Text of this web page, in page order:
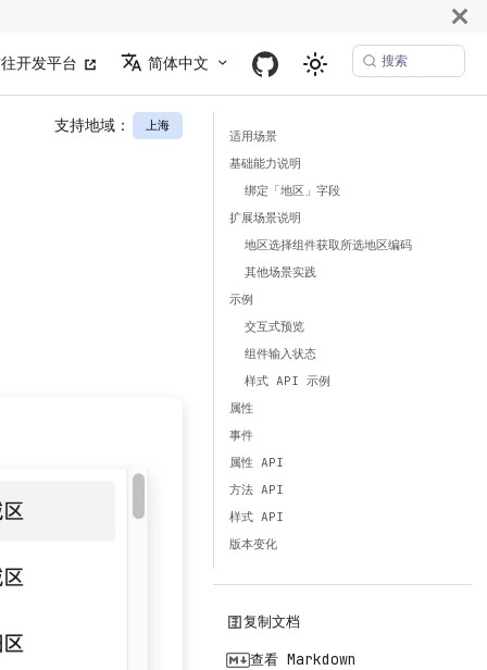
开发平台 简体中文 搜索
支持地域： 上海
适用场景
基础能力说明
绑定「地区」字段
扩展场景说明
地区选择组件获取所选地区编码
其他场景实践
示例
交互式预览
组件输入状态
样式 API 示例
属性
事件
属性 API
方法 API
样式 API
版本变化
复制文档
查看 Markdown